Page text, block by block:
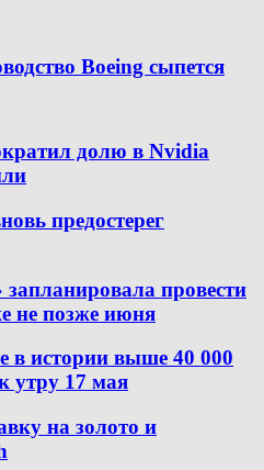
Boeing сыпется
долю в Nvidia
предостерег
провести
не позже июня
в истории выше 40 000
утру 17 мая
на золото и